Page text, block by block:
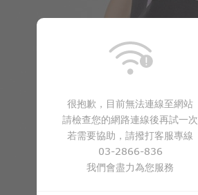
很抱歉，目前無法連線至網站
請檢查您的網路連線後再試一次
若需要協助，請撥打客服專線
03-2866-836
我們會盡力為您服務